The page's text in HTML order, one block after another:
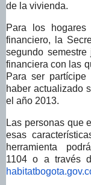
de la vivienda.
Para los
financiero, la
segundo
financiera con las
Para ser
haber actualizado
el año 2013.
Las personas que
esas
herramienta
1104 o a través